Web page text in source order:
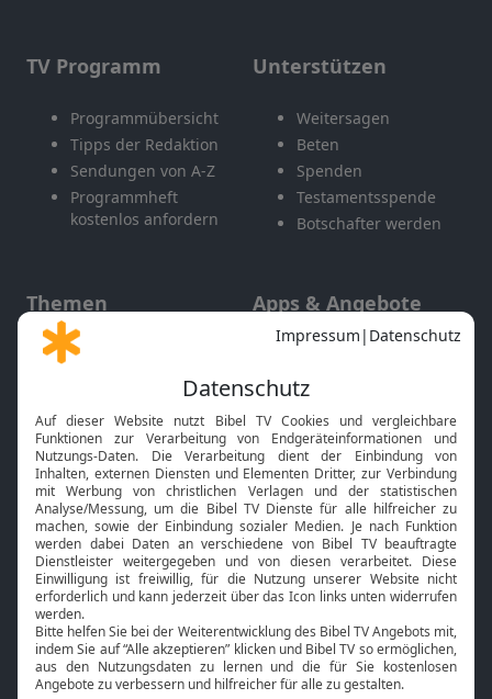
TV Programm
Programmübersicht
Tipps der Redaktion
Sendungen von A-Z
Programmheft
kostenlos anfordern
Unterstützen
Weitersagen
Beten
Spenden
Testamentsspende
Botschafter werden
Themen
Gott und Bibel erklärt
Neuigkeiten
Apps & Angebote
Mobile App
Smart TV
HbbTV
Bibelthek Online-Bibel
Nächster Gottesdienst
Bibel TV
Über uns
Jobs
Service
Kontakt
TV-Empfang